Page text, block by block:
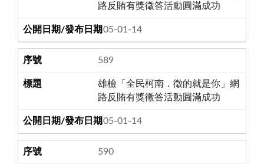
路反賄有獎徵答活動圓滿成功
105-01-14
589
雄檢「全民柯南．徵的就是你」網
路反賄有獎徵答活動圓滿成功
105-01-14
590